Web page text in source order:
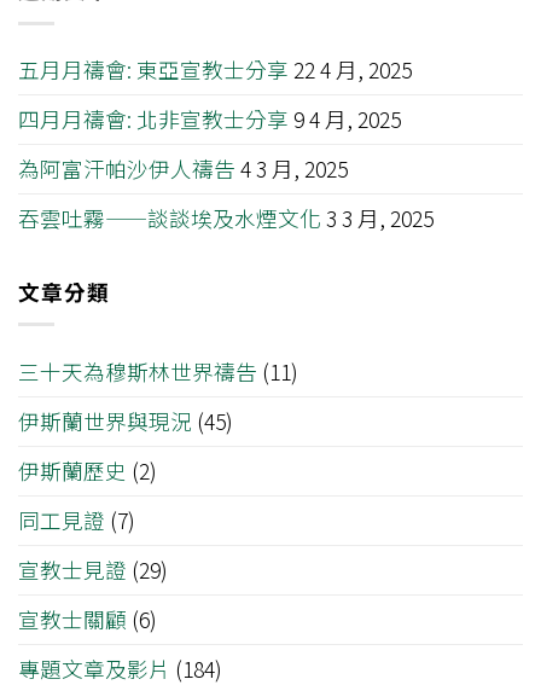
五月月禱會: 東亞宣教士分享 22 4 月, 2025
四月月禱會: 北非宣教士分享 9 4 月, 2025
為阿富汗帕沙伊人禱告 4 3 月, 2025
吞雲吐霧——談談埃及水煙文化 3 3 月, 2025
文章分類
三十天為穆斯林世界禱告 (11)
伊斯蘭世界與現況 (45)
伊斯蘭歷史 (2)
同工見證 (7)
宣教士見證 (29)
宣教士關顧 (6)
專題文章及影片 (184)